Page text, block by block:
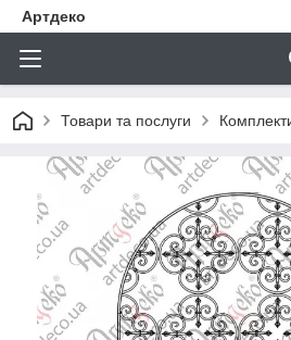
Артдеко
Товари та послуги